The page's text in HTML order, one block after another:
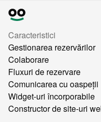
Caracteristici
Gestionarea rezervărilor
Colaborare
Fluxuri de rezervare
Comunicarea cu oaspeții
Widget-uri încorporabile
Constructor de site-uri